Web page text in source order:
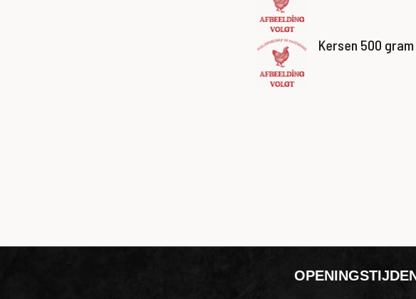
Kersen 500 gram